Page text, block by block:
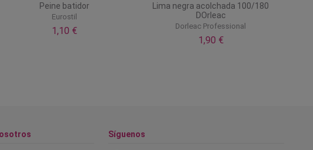
Peine batidor
Eurostil
1,10 €
Lima negra acolchada 100/180
DOrleac
Dorleac Professional
1,90 €
Síguenos